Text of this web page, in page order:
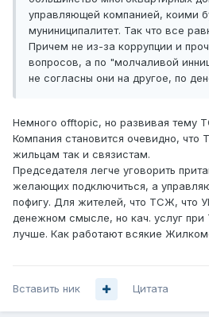
управляющей компанией, коими
муниниципалитет. Так что все
Причем не из-за коррупции и
вопросов, а по "молчаливой
не согласны они на другое, по
Немного offtopic, но развивая тему
Компания становится очевидно,
жильцам так и связистам.
Председателя легче уговорить
желающих подключиться, а
пофигу. Для жителей, что ТСЖ, что
денежном смысле, но кач. услуг
лучше. Как работают всякие
Вставить ник Цитата